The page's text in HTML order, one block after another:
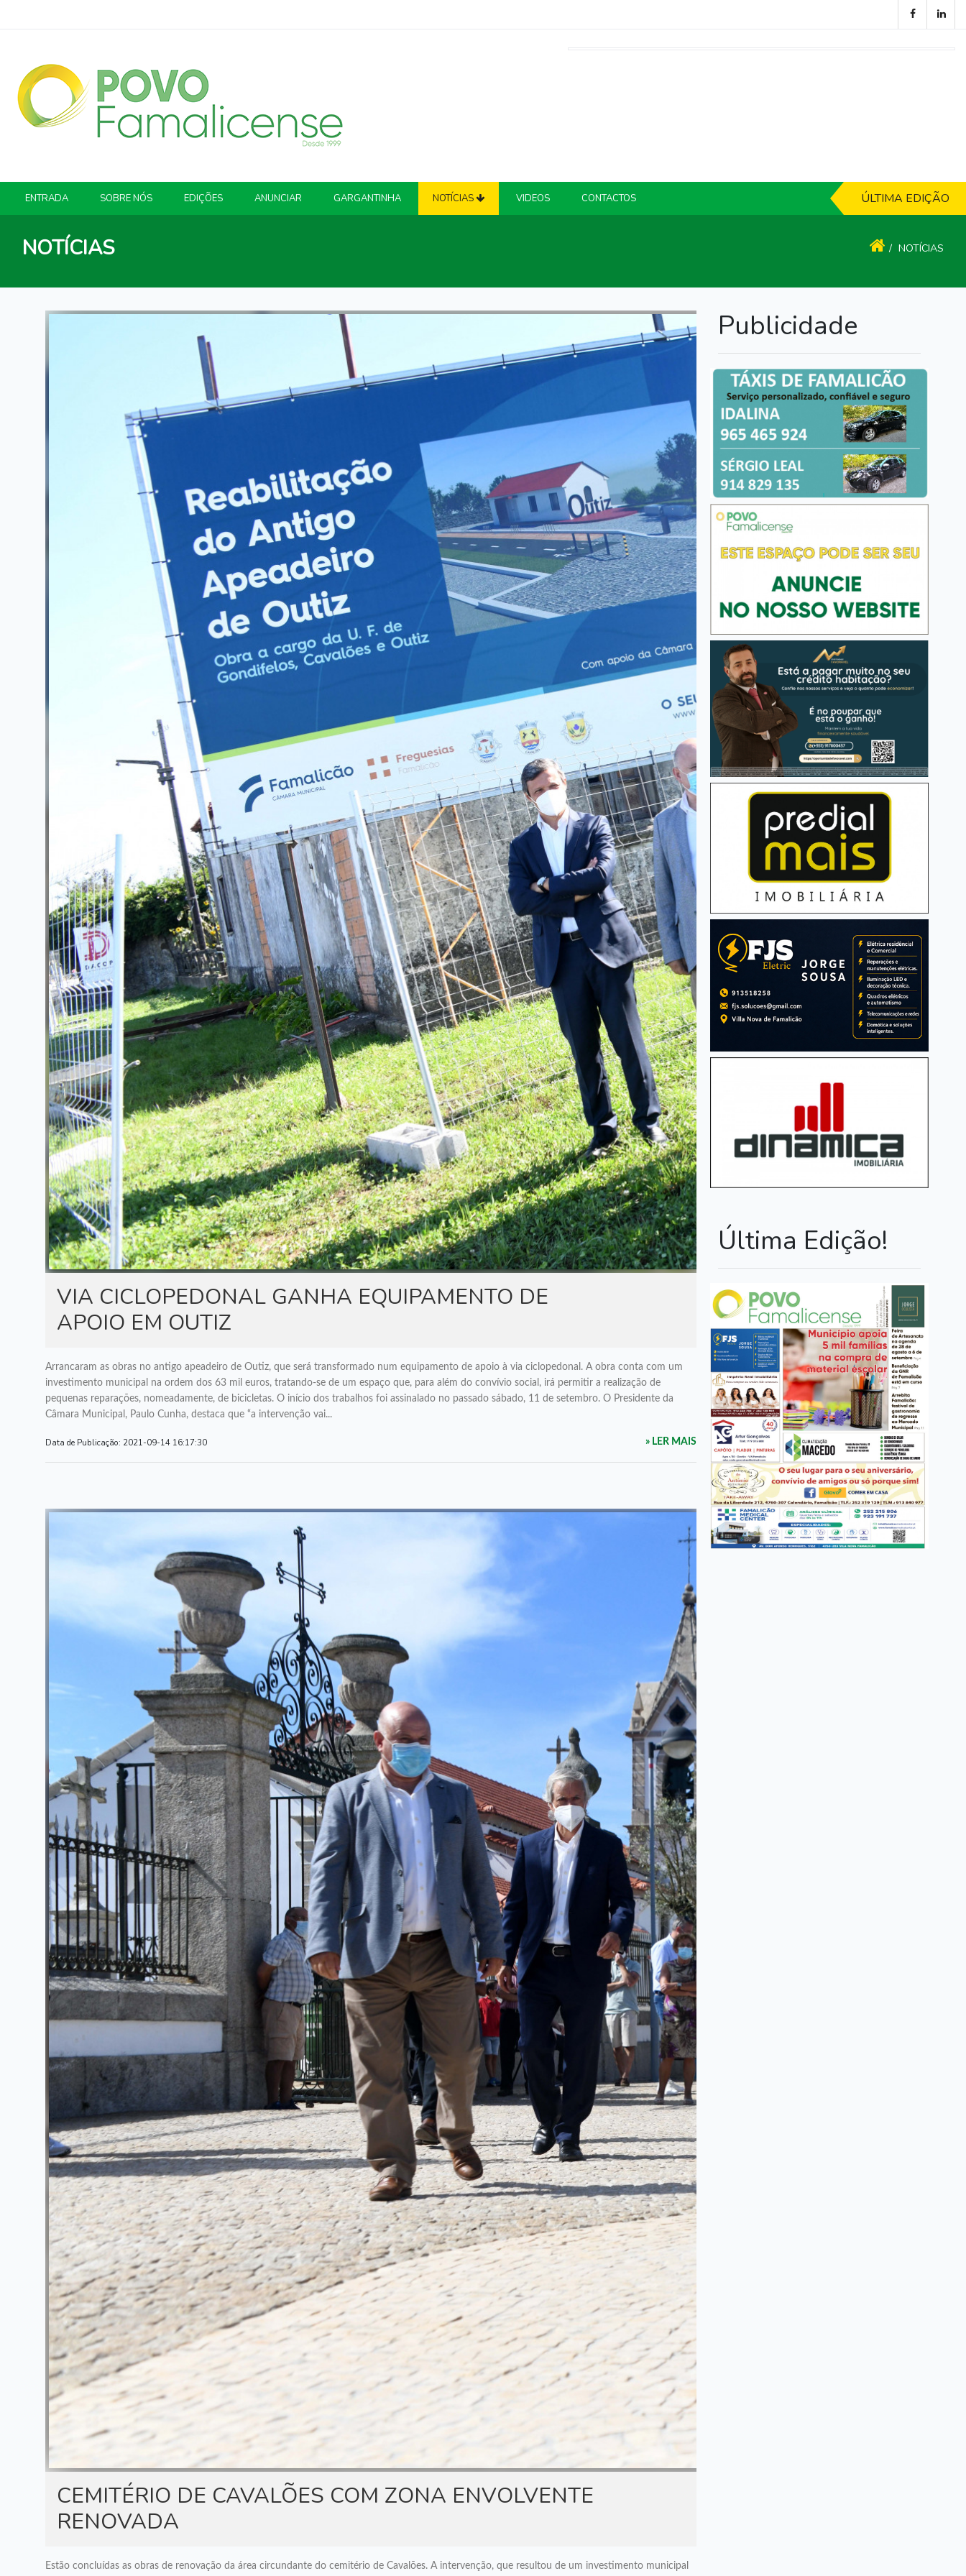
ENTRADA SOBRE NÓS EDIÇÕES ANUNCIAR GARGANTINHA NOTÍCIAS
POLÍTICA
EXCLUSIVO O POVO FAMALICENSE
AMBIENTE
ACIDENTE
ELEIÇÕES AUTÁRQUICAS 2021
DIA INTERNACIONAL DA MULHER
VIDEOS CONTACTOS ÚLTIMA EDIÇÃO
NOTÍCIAS
NOTÍCIAS
VIA CICLOPEDONAL GANHA EQUIPAMENTO DE
APOIO EM OUTIZ
Arrancaram as obras no antigo apeadeiro de Outiz, que será transformado num equipamento de apoio à via ciclopedonal. A obra conta com um
investimento municipal na ordem dos 63 mil euros, tratando-se de um espaço que, para além do convívio social, irá permitir a realização de
pequenas reparações, nomeadamente, de bicicletas. O início dos trabalhos foi assinalado no passado sábado, 11 de setembro. O Presidente da
Câmara Municipal, Paulo Cunha, destaca que “a intervenção vai...
» LER MAIS
Data de Publicação: 2021-09-14 16:17:30
CEMITÉRIO DE CAVALÕES COM ZONA ENVOLVENTE
RENOVADA
Estão concluídas as obras de renovação da área circundante do cemitério de Cavalões. A intervenção, que resultou de um investimento municipal
Publicidade
Última Edição!